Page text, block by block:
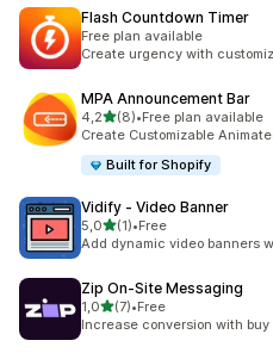
Flash Countdown Timer
Free plan available
Create urgency with
MPA Announcement Bar
4,2z 5 hvězd
(8)
Celkový počet recenzí: 8
•Free plan available
Create Customizable
Built for Shopify
Vidify ‑ Video Banner
5,0z 5 hvězd
(1)
Celkový počet recenzí: 1
•Free
Add dynamic video banners
Zip On‑Site Messaging
1,0z 5 hvězd
(7)
Celkový počet recenzí: 7
•Free
Increase conversion with